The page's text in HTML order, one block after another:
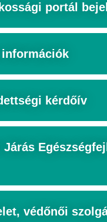
portál
kérdőív
Járás
védőnői